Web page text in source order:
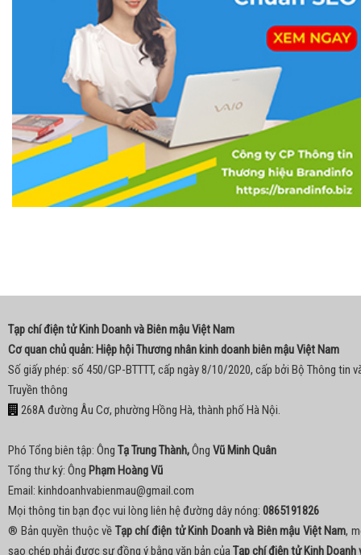
Tạp chí điện tử Kinh Doanh và Biên mậu Việt Nam
Cơ quan chủ quản: Hiệp hội Thương nhân kinh doanh biên mậu Việt Nam
Số giấy phép: số 450/GP-BTTTT, cấp ngày 8/10/2020, cấp bởi Bộ Thông tin
Truyền thông
268A đường Âu Cơ, phường Hồng Hà, thành phố Hà Nội.
Phó Tổng biên tập: Ông Tạ Trung Thành,Ông Vũ Minh Quân
Tổng thư ký: Ông Phạm Hoàng Vũ
Email: kinhdoanhvabienmau@gmail.com
Mọi thông tin bạn đọc vui lòng liên hệ đường dây nóng: 0865191826
® Bản quyền thuộc về Tạp chí điện tử Kinh Doanh và Biên mậu Việt Nam,
sao chép phải được sự đồng ý bằng văn bản củaTạp chí điện tử Kinh Doanh